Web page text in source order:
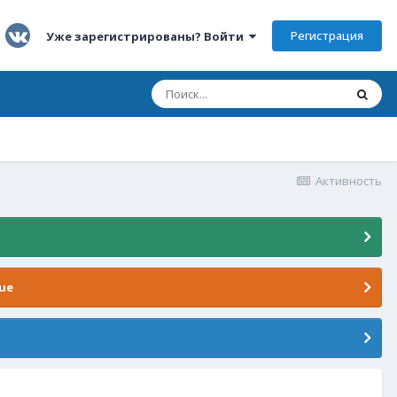
Уже зарегистрированы? Войти Регистрация
Активность